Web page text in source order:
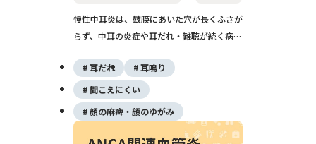
慢性中耳炎は、鼓膜にあいた穴が長くふさが
らず、中耳の炎症や耳だれ・難聴が続く病気
起こり、放置すると聞こえの低下や合併症の
リスクが高まります。適切な処置と手術治療
で改善が期待できます。
耳だれ
耳鳴り
聞こえにくい
顔の麻痺・顔のゆがみ